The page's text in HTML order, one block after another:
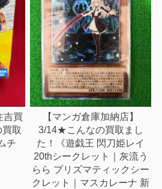
吉買
取
チ
【マンガ倉庫加納店】
3/14★こんなの買取まし
た！《遊戯王 閃刀姫レイ
20thシークレット｜灰流う
らら プリズマティックシー
クレット｜マスカレーナ 新